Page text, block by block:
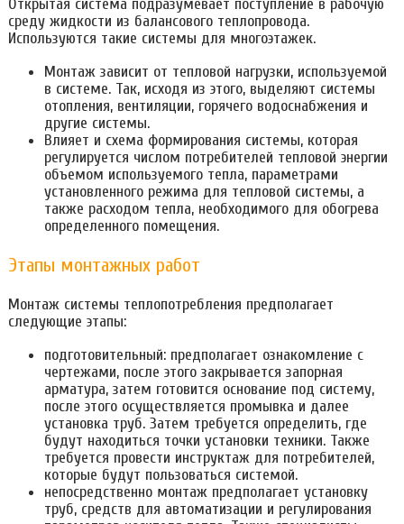
Открытая система подразумевает поступление в рабочую
среду жидкости из балансового теплопровода.
Используются такие системы для многоэтажек.
Монтаж зависит от тепловой нагрузки, используемой
в системе. Так, исходя из этого, выделяют системы
отопления, вентиляции, горячего водоснабжения и
другие системы.
Влияет и схема формирования системы, которая
регулируется числом потребителей тепловой энергии
объемом используемого тепла, параметрами
установленного режима для тепловой системы, а
также расходом тепла, необходимого для обогрева
определенного помещения.
Этапы монтажных работ
Монтаж системы теплопотребления предполагает
следующие этапы:
подготовительный: предполагает ознакомление с
чертежами, после этого закрывается запорная
арматура, затем готовится основание под систему,
после этого осуществляется промывка и далее
установка труб. Затем требуется определить, где
будут находиться точки установки техники. Также
требуется провести инструктаж для потребителей,
которые будут пользоваться системой.
непосредственно монтаж предполагает установку
труб, средств для автоматизации и регулирования